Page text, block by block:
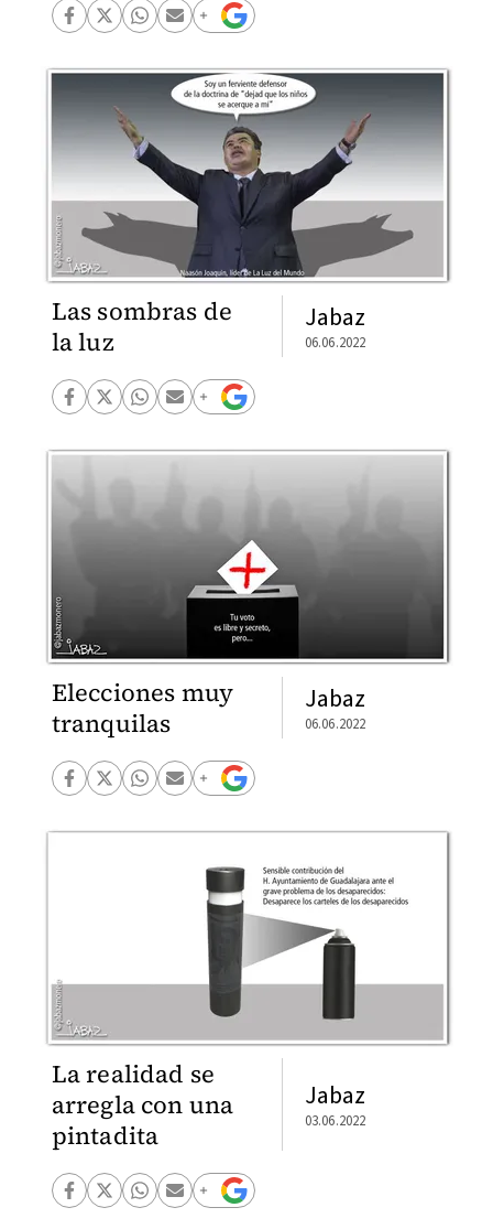
Las sombras de
la luz
Jabaz
06.06.2022
Elecciones muy
tranquilas
Jabaz
06.06.2022
La realidad se
arregla con una
pintadita
Jabaz
03.06.2022